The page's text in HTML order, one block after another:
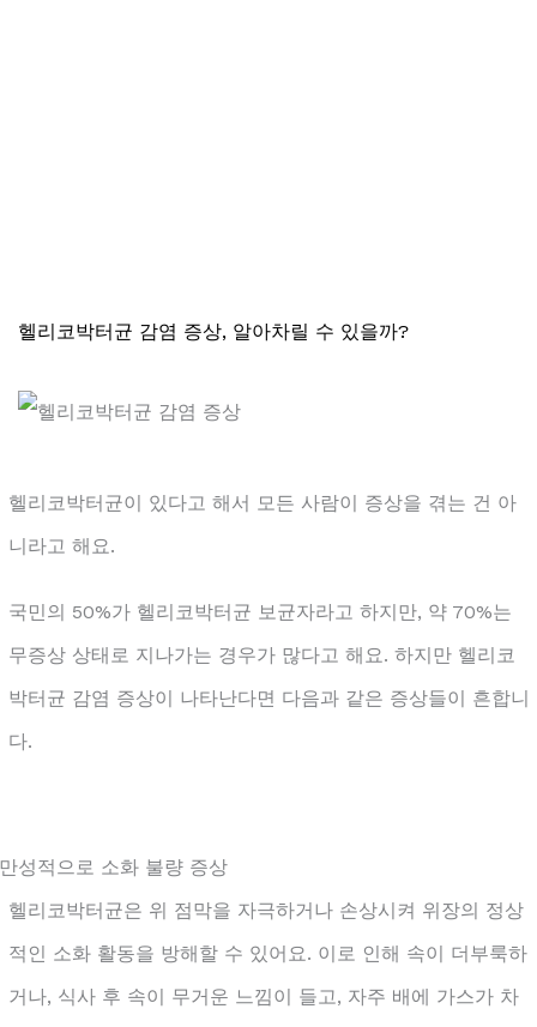
헬리코박터균 감염 증상, 알아차릴 수 있을까?
헬리코박터균이 있다고 해서 모든 사람이 증상을 겪는 건 아
니라고 해요.
국민의 50%가 헬리코박터균 보균자라고 하지만, 약 70%는
무증상 상태로 지나가는 경우가 많다고 해요. 하지만 헬리코
박터균 감염 증상이 나타난다면 다음과 같은 증상들이 흔합니
다.
성적으로 소화 불량 증상
헬리코박터균은 위 점막을 자극하거나 손상시켜 위장의 정상
적인 소화 활동을 방해할 수 있어요. 이로 인해 속이 더부룩하
거나, 식사 후 속이 무거운 느낌이 들고, 자주 배에 가스가 차